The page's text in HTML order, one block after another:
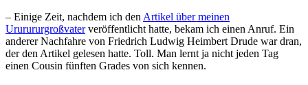
– Einige Zeit, nachdem ich den Artikel über meinen
Ururururgroßvaterveröffentlicht hatte, bekam ich einen Anruf. Ein
anderer Nachfahre von Friedrich Ludwig Heimbert Drude war dran,
der den Artikel gelesen hatte. Toll. Man lernt ja nicht jeden Tag
einen Cousin fünften Grades von sich kennen.